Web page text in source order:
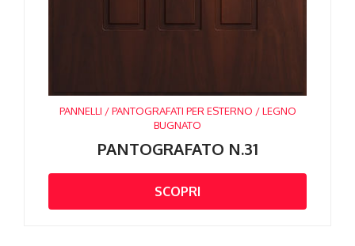
PANNELLI / PANTOGRAFATI PER ESTERNO / LEGNO
BUGNATO
PANTOGRAFATO N.31
SCOPRI